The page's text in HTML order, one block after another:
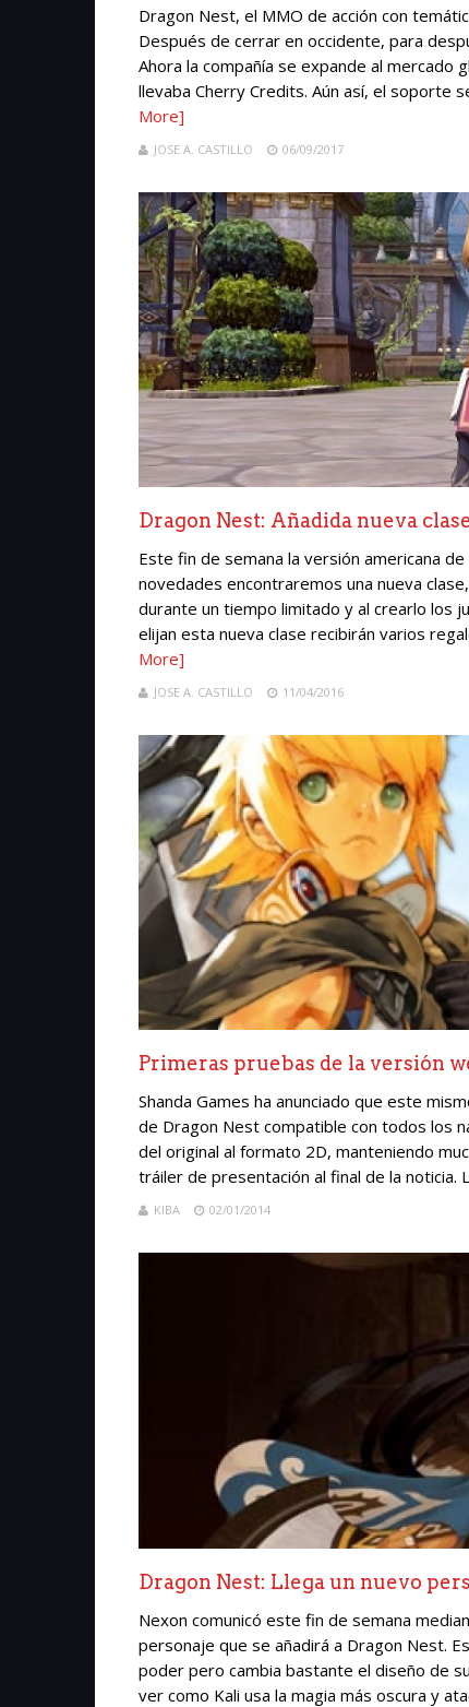
Dragon Nest, el MMO de acción con
Después de cerrar en occidente, para
Ahora la compañía se expande al mercado
llevaba Cherry Credits. Aún así, el soporte
More]
JOSE A. CASTILLO 06/09/2017
Dragon Nest: Añadida nueva
Este fin de semana la versión americana
novedades encontraremos una nueva
durante un tiempo limitado y al crearlo los
elijan esta nueva clase recibirán varios
More]
JOSE A. CASTILLO 11/04/2016
Primeras pruebas de la versión
Shanda Games ha anunciado que este
de Dragon Nest compatible con todos los
del original al formato 2D, manteniendo
tráiler de presentación al final de la noticia.
KIBA 02/01/2014
Dragon Nest: Llega un nuevo
Nexon comunicó este fin de semana
personaje que se añadirá a Dragon Nest.
poder pero cambia bastante el diseño de
ver como Kali usa la magia más oscura y